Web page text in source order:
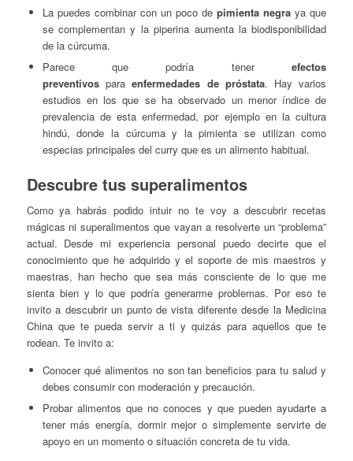
La puedes combinar con un poco depimienta negraya que
se complementan y la piperina aumenta la biodisponibilidad
de la cúrcuma.
Parece que podría tenerefectos
preventivosparaenfermedades de próstata. Hay varios
estudios en los que se ha observado un menor índice de
prevalencia de esta enfermedad, por ejemplo en la cultura
hindú, donde la cúrcuma y la pimienta se utilizan como
especias principales del curry que es un alimento habitual.
Descubre tus superalimentos
Como ya habrás podido intuir no te voy a descubrir recetas
mágicas ni superalimentos que vayan a resolverte un “problema”
actual. Desde mi experiencia personal puedo decirte que el
conocimiento que he adquirido y el soporte de mis maestros y
maestras, han hecho que sea más consciente de lo que me
sienta bien y lo que podría generarme problemas. Por eso te
invito a descubrir un punto de vista diferente desde la Medicina
China que te pueda servir a ti y quizás para aquellos que te
rodean. Te invito a:
Conocer qué alimentos no son tan beneficios para tu salud y
debes consumir con moderación y precaución.
Probar alimentos que no conoces y que pueden ayudarte a
tener más energía, dormir mejor o simplemente servirte de
apoyo en un momento o situación concreta de tu vida.